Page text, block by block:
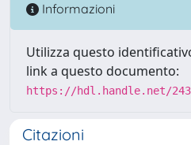
Informazioni
Utilizza questo
link a questo documento:
https://hdl.handle.net/
Citazioni